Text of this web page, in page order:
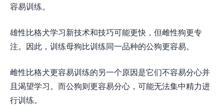
容易训练。
雄性比格犬学习新技术和技巧可能更快，但雌性狗更专
注。因此，训练母狗比训练同一品种的公狗更容易。
雌性比格犬更容易训练的另一个原因是它们不容易分心并
且渴望学习。而公狗则更容易分心，可能无法集中精力进
行训练。